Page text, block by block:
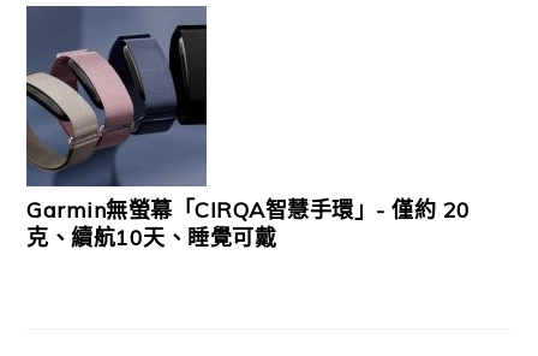
Garmin無螢幕「CIRQA智慧手環」- 僅約 20
克、續航10天、睡覺可戴